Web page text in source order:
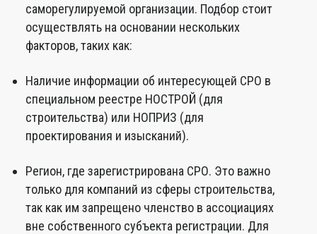
саморегулируемой организации. Подбор стоит
осуществлять на основании нескольких
факторов, таких как:
Наличие информации об интересующей СРО в
специальном реестре НОСТРОЙ (для
строительства) или НОПРИЗ (для
проектирования и изысканий).
Регион, где зарегистрирована СРО. Это важно
только для компаний из сферы строительства,
так как им запрещено членство в ассоциациях
вне собственного субъекта регистрации. Для